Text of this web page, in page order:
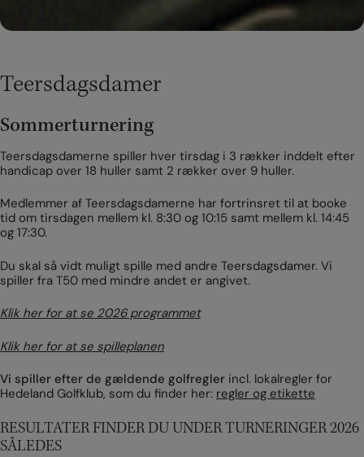
Teersdagsdamer
Sommerturnering
Teersdagsdamerne spiller hver tirsdag i 3 rækker inddelt efter
handicap over 18 huller samt 2 rækker over 9 huller.
Medlemmer af Teersdagsdamerne har fortrinsret til at booke
tid om tirsdagen mellem kl. 8:30 og 10:15 samt mellem kl. 14:45
og 17:30.
Du skal så vidt muligt spille med andre Teersdagsdamer. Vi
spiller fra T50 med mindre andet er angivet.
Klik her for at se 2026 programmet
Klik her for at se spilleplanen
Vi spiller efter de gældende golfregler incl. lokalregler for
Hedeland Golfklub, som du finder her: regler og etikette
RESULTATER FINDER DU UNDER TURNERINGER 2026
SÅLEDES